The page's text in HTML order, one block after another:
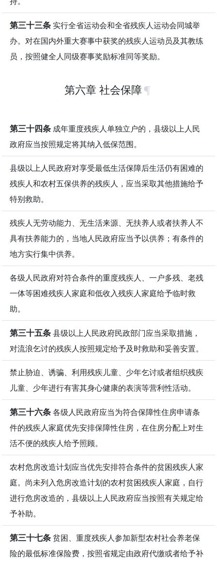
第三十三条 实行全省运动会和全省残疾人运动会同城举
办。对在国内外重大赛事中获奖的残疾人运动员及其教练
员，按照健全人同级赛事奖励标准同等奖励。
第六章 社会保障
第三十四条 成年重度残疾人单独立户的，县级以上人民
政府应当按照规定将其纳入低保范围。
县级以上人民政府对享受最低生活保障后生活仍有困难的
残疾人和农村五保供养的残疾人，应当采取其他措施给予
特别救助。
残疾人无劳动能力、无生活来源、无扶养人或者扶养人不
具有扶养能力的，当地人民政府应当予以供养；有条件的
地方实行集中供养。
各级人民政府对符合条件的重度残疾人、一户多残、老残
一体等困难残疾人家庭和低收入残疾人家庭给予临时救
助。
第三十五条县级以上人民政府民政部门应当采取措施，
对流浪乞讨的残疾人按照规定给予及时救助和妥善安置。
禁止胁迫、诱骗、利用残疾儿童、少年乞讨或者组织残疾
儿童、少年进行有害其身心健康的表演等营利性活动。
第三十六条各级人民政府应当为符合保障性住房申请条
件的残疾人家庭优先安排保障性住房，在住房分配上对生
活不便的残疾人给予照顾。
农村危房改造计划应当优先安排符合条件的贫困残疾人家
庭。尚未列入危房改造计划的农村贫困残疾人家庭，自行
进行危房改造的，县级以上人民政府应当按照有关规定给
予补助。
第三十七条贫困、重度残疾人参加新型农村社会养老保
险的最低标准保险费，按照省规定由政府代缴或者给予补